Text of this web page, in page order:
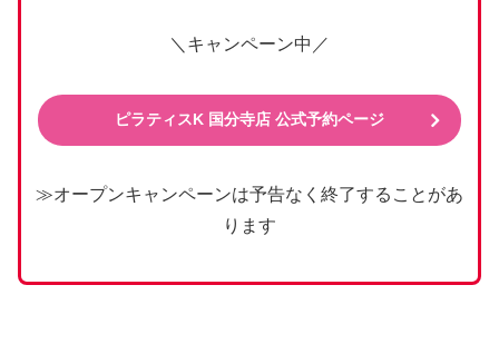
＼キャンペーン中／
ピラティスK 国分寺店 公式予約ページ
≫オープンキャンペーンは予告なく終了することがあ
ります